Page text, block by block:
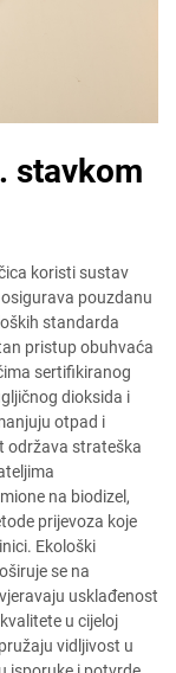
stavkom
koristi sustav
pouzdanu
standarda
pristup obuhvaća
sertifikiranog
dioksida i
otpad i
održava strateška
na biodizel,
prijevoza koje
Ekološki
se na
usklađenost
u cijeloj
vidljivost u